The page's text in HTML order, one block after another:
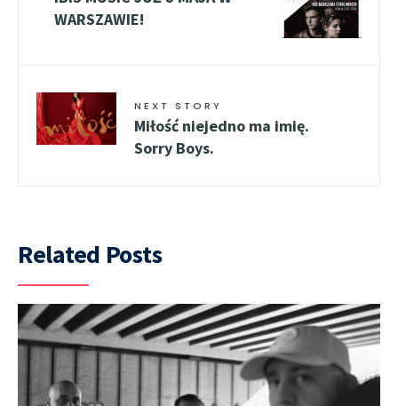
WARSZAWIE!
NEXT STORY
Miłość niejedno ma imię.
Sorry Boys.
Related Posts